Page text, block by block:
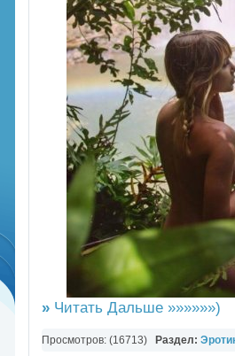
» Читать Дальше »»»»»»)
Просмотров: (16713) Раздел: